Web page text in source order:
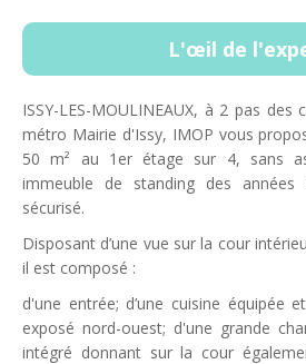
L'œil de
ISSY-LES-MOULINEAUX, à 2 pas
métro Mairie d'Issy, IMOP vous
50 m² au 1er étage sur 4, sans
immeuble de standing des
sécurisé.
Disposant d’une vue sur la cour
il est composé :
d'une entrée; d’une cuisine équipée
exposé nord-ouest; d'une grande
intégré donnant sur la cour